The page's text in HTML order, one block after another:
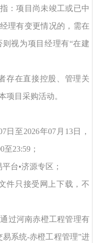
：项目尚未竣工或已中
理有变更情况的，需在
视为项目经理有“在建
存在直接控股、管理关
项目采购活动。
日至2026年07 月 13日 ，
至23:59；
台•济源专区；
件只接受网上下载，不
过河南赤橙工程管理有
易系统-赤橙工程管理”进